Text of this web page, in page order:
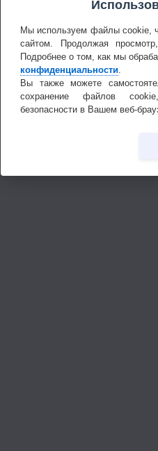
Мы используем файлы cookie,
сайтом. Продолжая
Подробнее о том, как мы
конфиденциальности.
Вы также можете
сохранение файлов
безопасности в Вашем веб-